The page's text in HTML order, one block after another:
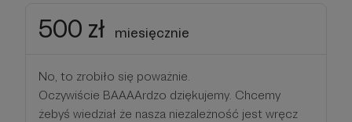
500 zł miesięcznie
No, to zrobiło się poważnie.
Oczywiście BAAAArdzo dziękujemy. Chcemy
żebyś wiedział że nasza niezależność jest wręcz